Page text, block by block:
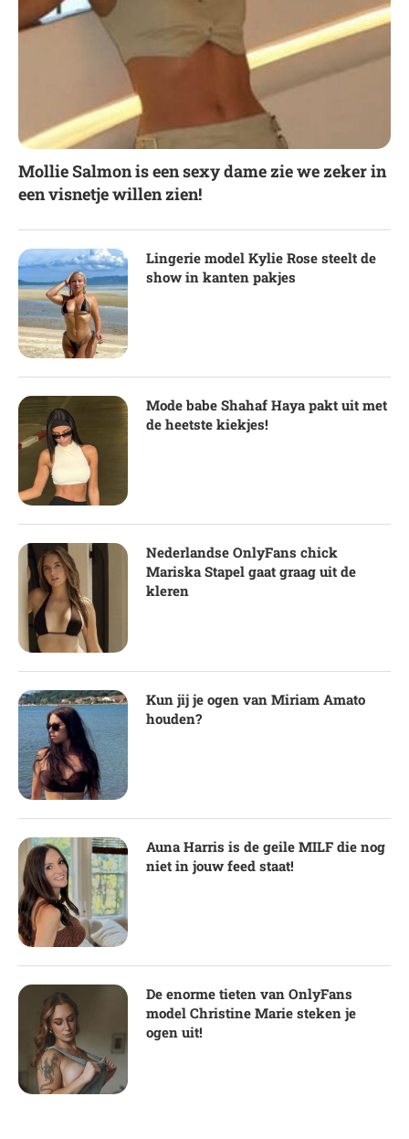
Mollie Salmon is een sexy dame zie we zeker in
een visnetje willen zien!
Lingerie model Kylie Rose steelt de
show in kanten pakjes
Mode babe Shahaf Haya pakt uit met
de heetste kiekjes!
Nederlandse OnlyFans chick
Mariska Stapel gaat graag uit de
kleren
Kun jij je ogen van Miriam Amato
houden?
Auna Harris is de geile MILF die nog
niet in jouw feed staat!
De enorme tieten van OnlyFans
model Christine Marie steken je
ogen uit!